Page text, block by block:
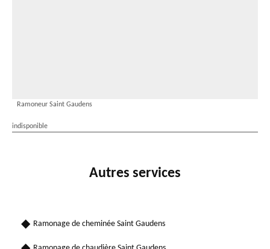
Ramoneur Saint Gaudens
indisponible
Autres services
Ramonage de cheminée Saint Gaudens